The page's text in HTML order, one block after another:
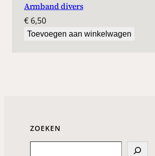
Armband divers
€ 6,50
Toevoegen aan winkelwagen
ZOEKEN